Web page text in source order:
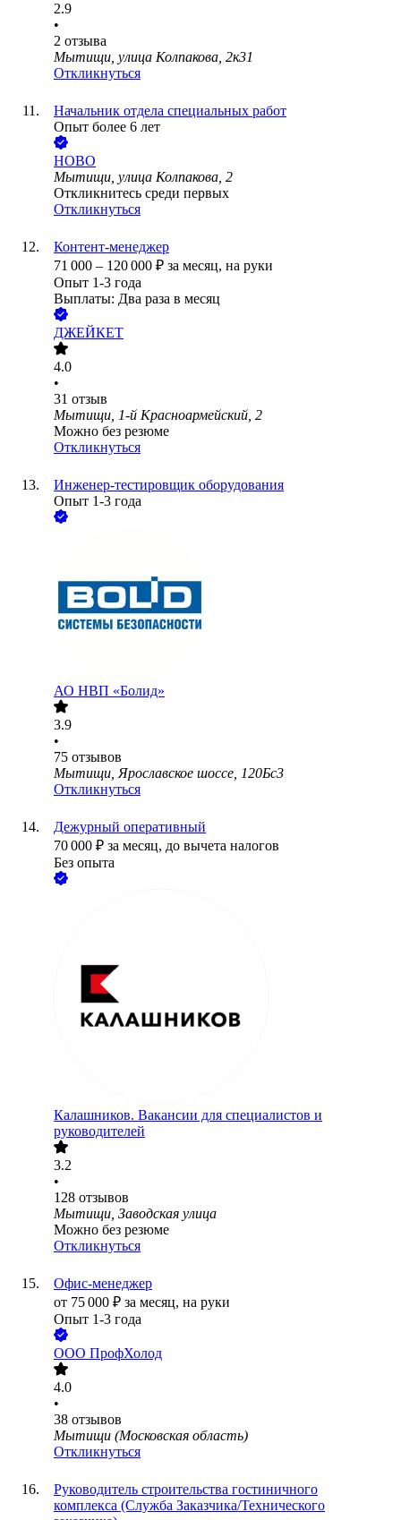
2.9
•
2 отзыва
Мытищи, улица Колпакова, 2к31
Откликнуться
Начальник отдела специальных работ
Опыт более 6 лет
НОВО
Мытищи, улица Колпакова, 2
Откликнитесь среди первых
Откликнуться
Контент-менеджер
71 000 – 120 000 ₽ за месяц, на руки
Опыт 1-3 года
Выплаты: Два раза в месяц
ДЖЕЙКЕТ
4.0
•
31 отзыв
Мытищи, 1-й Красноармейский, 2
Можно без резюме
Откликнуться
Инженер-тестировщик оборудования
Опыт 1-3 года
АО НВП «Болид»
3.9
•
75 отзывов
Мытищи, Ярославское шоссе, 120Бс3
Откликнуться
Дежурный оперативный
70 000 ₽ за месяц, до вычета налогов
Без опыта
Калашников. Вакансии для специалистов и
руководителей
3.2
•
128 отзывов
Мытищи, Заводская улица
Можно без резюме
Откликнуться
Офис-менеджер
от 75 000 ₽ за месяц, на руки
Опыт 1-3 года
ООО ПрофХолод
4.0
•
38 отзывов
Мытищи (Московская область)
Откликнуться
Руководитель строительства гостиничного
комплекса (Служба Заказчика/Технического